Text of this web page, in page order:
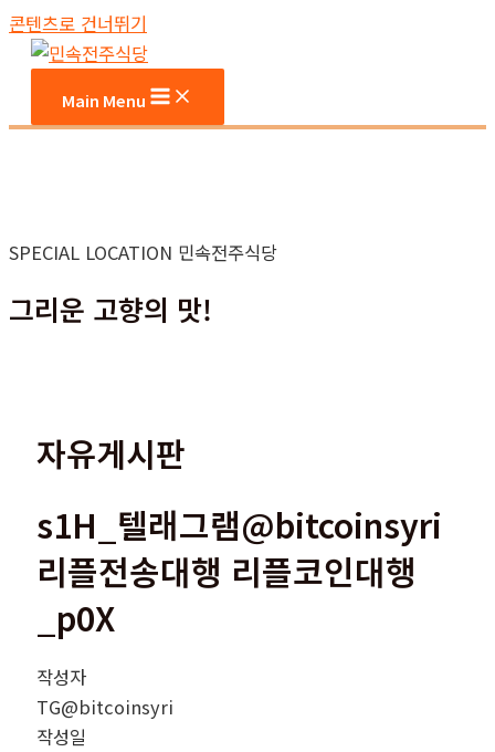
콘텐츠로 건너뛰기
Main Menu
SPECIAL LOCATION 민속전주식당
그리운 고향의 맛!
자유게시판
s1H_텔래그램@bitcoinsyri
리플전송대행 리플코인대행
_p0X
작성자
TG@bitcoinsyri
작성일